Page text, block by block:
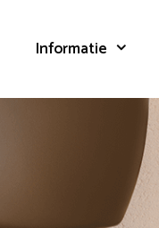
Informatie